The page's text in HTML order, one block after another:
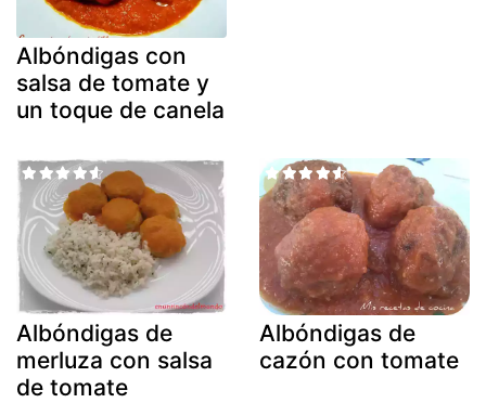
Albóndigas con
salsa de tomate y
un toque de canela
Albóndigas de
merluza con salsa
de tomate
Albóndigas de
cazón con tomate